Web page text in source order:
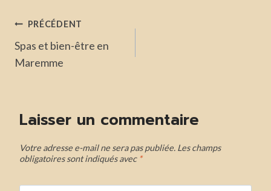
Navigation
de
PRÉCÉDENT
Spas et bien-être en
Maremme
Laisser un commentaire
Votre adresse e-mail ne sera pas publiée. Les champs
obligatoires sont indiqués avec *